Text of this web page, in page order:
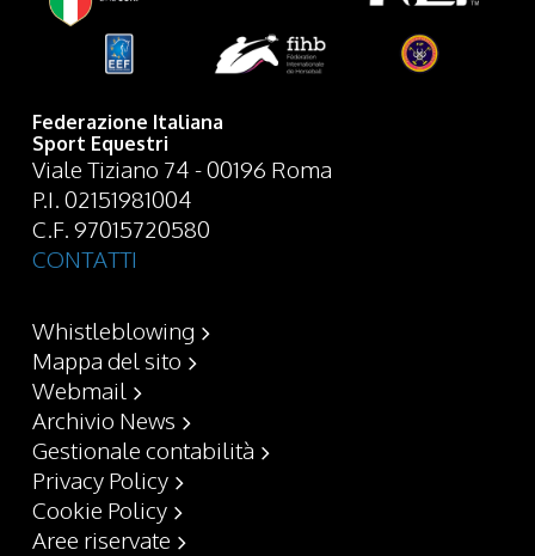
Federazione Italiana
Sport Equestri
Viale Tiziano 74 - 00196 Roma
P.I. 02151981004
C.F. 97015720580
CONTATTI
Whistleblowing
Mappa del sito
Webmail
Archivio News
Gestionale contabilità
Privacy Policy
Cookie Policy
Aree riservate